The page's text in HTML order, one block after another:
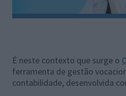
É neste contexto que surge o
ferramenta de gestão
contabilidade, desenvolvida